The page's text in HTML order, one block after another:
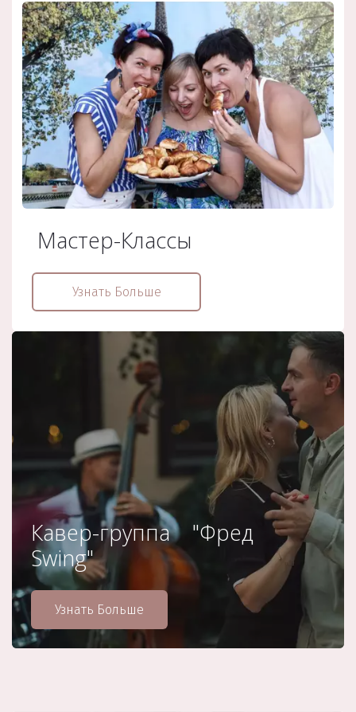
Мастер-Классы
Узнать Больше
Кавер-группа "Фред
Swing"
Узнать Больше